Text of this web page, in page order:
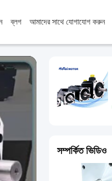
ব্লগ আমাদের সাথে যোগাযোগ করুন
সম্পর্কিত ভিডিও